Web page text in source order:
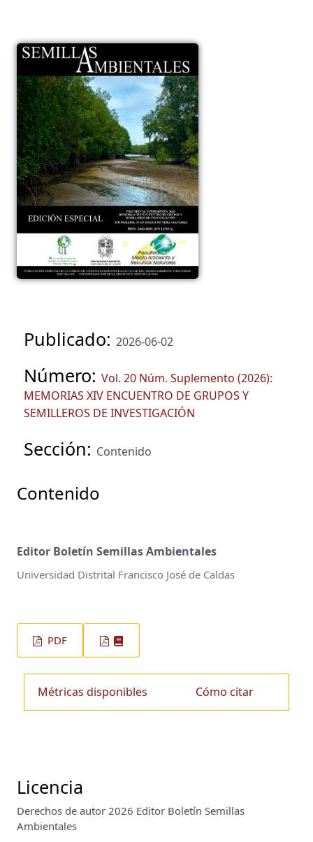
Publicado: 2026-06-02
Número: Vol. 20 Núm. Suplemento (2026):
MEMORIAS XIV ENCUENTRO DE GRUPOS Y
SEMILLEROS DE INVESTIGACIÓN
Sección: Contenido
Contenido
Editor Boletín Semillas Ambientales
Universidad Distrital Francisco José de Caldas
PDF
Métricas disponibles Cómo citar
Licencia
Derechos de autor 2026 Editor Boletín Semillas
Ambientales